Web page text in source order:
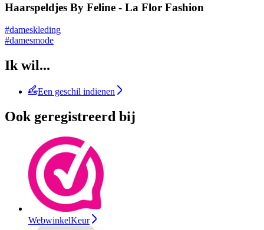
Haarspeldjes By Feline - La Flor Fashion
#dameskleding
#damesmode
Ik wil...
Een geschil indienen
Ook geregistreerd bij
WebwinkelKeur